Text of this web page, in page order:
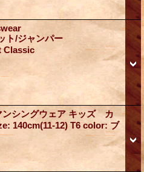
ト/ジャンパー
Classic
シングウェア キッズ カ
140cm(11-12) T6 color: ブ